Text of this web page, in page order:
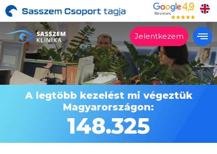
Jelentkezem
Alkalmas?
Kezelések
Árak
Miért a Sasszemklinika?
A legtöbb kezelést mi végeztük
Magyarországon:
148.325